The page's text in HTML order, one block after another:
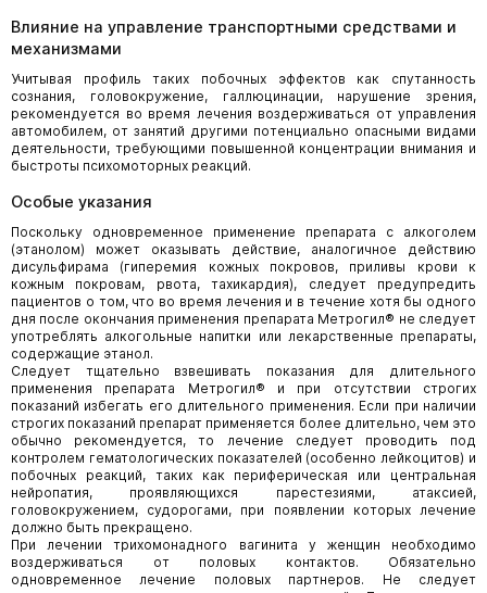
Влияние на управление транспортными средствами и
механизмами
Учитывая профиль таких побочных эффектов как спутанность
сознания, головокружение, галлюцинации, нарушение зрения,
рекомендуется во время лечения воздерживаться от управления
автомобилем, от занятий другими потенциально опасными видами
деятельности, требующими повышенной концентрации внимания и
быстроты психомоторных реакций.
Особые указания
Поскольку одновременное применение препарата с алкоголем
(этанолом) может оказывать действие, аналогичное действию
дисульфирама (гиперемия кожных покровов, приливы крови к
кожным покровам, рвота, тахикардия), следует предупредить
пациентов о том, что во время лечения и в течение хотя бы одного
дня после окончания применения препарата Метрогил® не следует
употреблять алкогольные напитки или лекарственные препараты,
содержащие этанол.
Следует тщательно взвешивать показания для длительного
применения препарата Метрогил® и при отсутствии строгих
показаний избегать его длительного применения. Если при наличии
строгих показаний препарат применяется более длительно, чем это
обычно рекомендуется, то лечение следует проводить под
контролем гематологических показателей (особенно лейкоцитов) и
побочных реакций, таких как периферическая или центральная
нейропатия, проявляющихся парестезиями, атаксией,
головокружением, судорогами, при появлении которых лечение
должно быть прекращено.
При лечении трихомонадного вагинита у женщин необходимо
воздерживаться от половых контактов. Обязательно
одновременное лечение половых партнеров. Не следует